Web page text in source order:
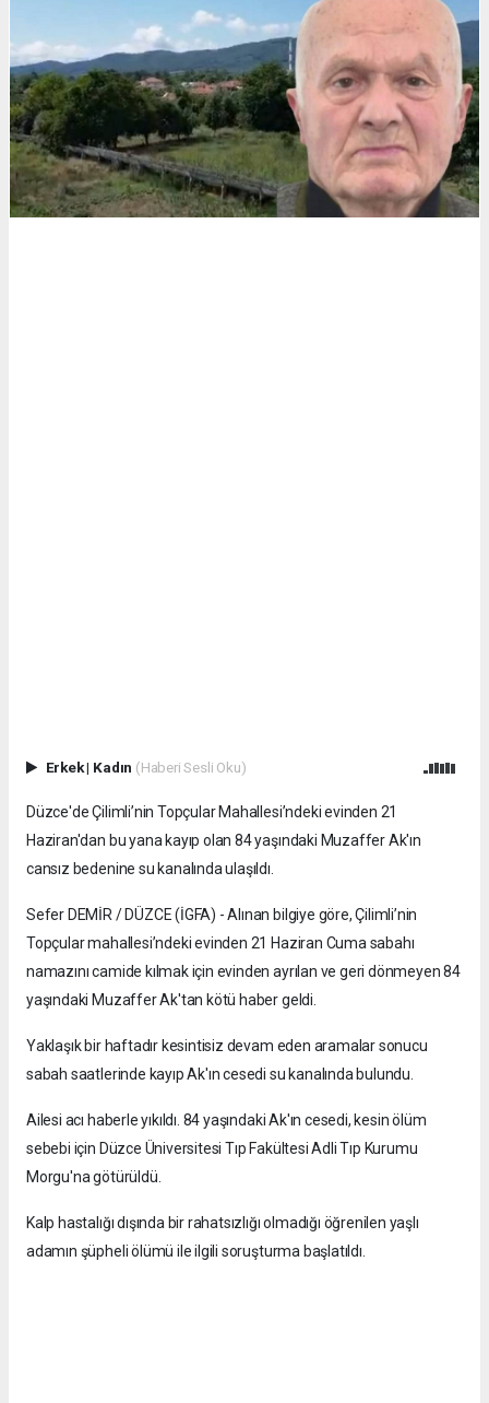
Erkek| Kadın (Haberi Sesli Oku)
Düzce'de Çilimli’nin Topçular Mahallesi’ndeki evinden 21
Haziran'dan bu yana kayıp olan 84 yaşındaki Muzaffer Ak'ın
cansız bedenine su kanalında ulaşıldı.
Sefer DEMİR / DÜZCE (İGFA) - Alınan bilgiye göre, Çilimli’nin
Topçular mahallesi’ndeki evinden 21 Haziran Cuma sabahı
namazını camide kılmak için evinden ayrılan ve geri dönmeyen 84
yaşındaki Muzaffer Ak'tan kötü haber geldi.
Yaklaşık bir haftadır kesintisiz devam eden aramalar sonucu
sabah saatlerinde kayıp Ak'ın cesedi su kanalında bulundu.
Ailesi acı haberle yıkıldı. 84 yaşındaki Ak'ın cesedi, kesin ölüm
sebebi için Düzce Üniversitesi Tıp Fakültesi Adli Tıp Kurumu
Morgu'na götürüldü.
Kalp hastalığı dışında bir rahatsızlığı olmadığı öğrenilen yaşlı
adamın şüpheli ölümü ile ilgili soruşturma başlatıldı.